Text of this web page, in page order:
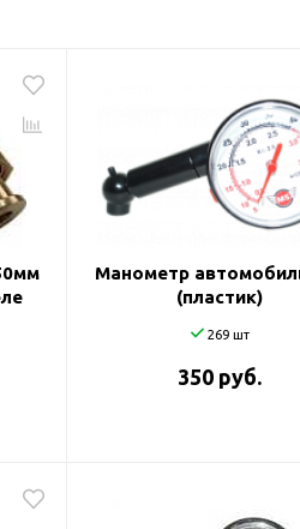
фильтры
элементы
фильтры
картриджей
элементы
Манометр
(пластик)
269 шт
350 руб.